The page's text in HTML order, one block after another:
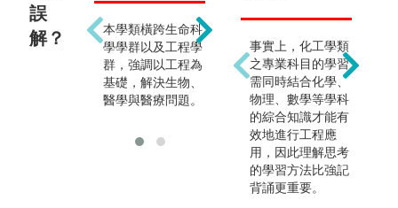
誤
解？
本學類橫跨生命科
學學群以及工程學
群，強調以工程為
基礎，解決生物、
醫學與醫療問題。
就業選擇多元，且
生醫工程為國際公
認最具發展潛力的
行業之一。
事實上，化工學類
之專業科目的學習
需同時結合化學、
物理、數學等學科
的綜合知識才能有
效地進行工程應
用，因此理解思考
的學習方法比強記
背誦更重要。